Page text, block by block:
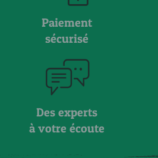
Paiement
sécurisé
Des experts
à votre écoute